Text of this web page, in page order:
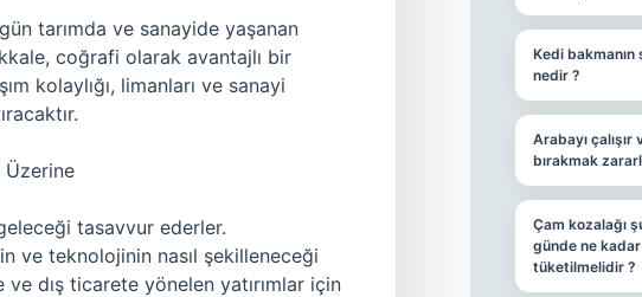
tarımda ve sanayide yaşanan
coğrafi olarak avantajlı bir
kolaylığı, limanları ve sanayi
Üzerine
tasavvur ederler.
ve teknolojinin nasıl şekilleneceği
dış ticarete yönelen yatırımlar için
Kedi bakmanın
nedir ?
Arabayı
bırakmak
Çam kozalağı
günde ne kadar
tüketilmelidir ?